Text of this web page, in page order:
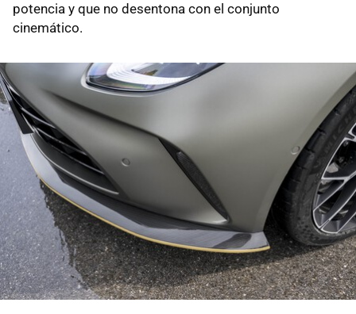
potencia y que no desentona con el conjunto
cinemático.